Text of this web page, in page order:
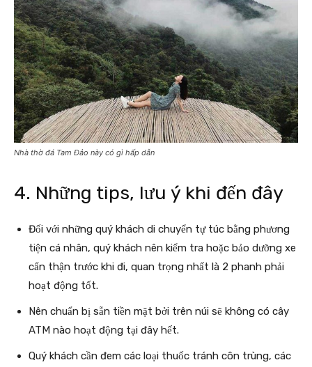
Nhà thờ đá Tam Đảo này có gì hấp dẫn
4. Những tips, lưu ý khi đến đây
Đối với những quý khách di chuyển tự túc bằng phương
tiện cá nhân, quý khách nên kiểm tra hoặc bảo dưỡng xe
cẩn thận trước khi đi, quan trọng nhất là 2 phanh phải
hoạt động tốt.
Nên chuẩn bị sẵn tiền mặt bởi trên núi sẽ không có cây
ATM nào hoạt động tại đây hết.
Quý khách cần đem các loại thuốc tránh côn trùng, các